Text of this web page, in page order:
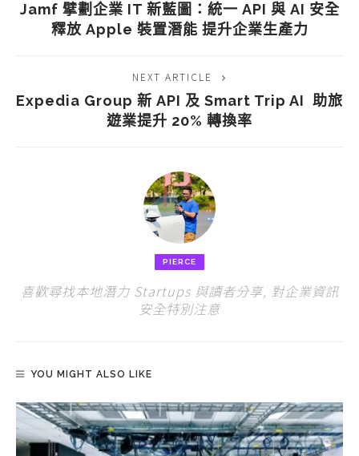
Jamf 擘劃企業 IT 新藍圖：統一 API 與 AI 安全
釋放 Apple 裝置潛能 提升企業生產力
NEXT ARTICLE
Expedia Group 新 API 及 Smart Trip AI 助旅
遊業提升 20% 轉換率
PIERCE
喜歡尋找本地潛力 Startups 與讀者分享, 對企業資訊
安全特別注意
YOU MIGHT ALSO LIKE